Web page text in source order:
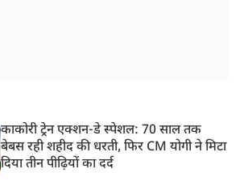
काकोरी ट्रेन एक्शन-डे स्पेशल: 70 साल तक
बेबस रही शहीद की धरती, फिर CM योगी ने मिटा
दिया तीन पीढ़ियों का दर्द